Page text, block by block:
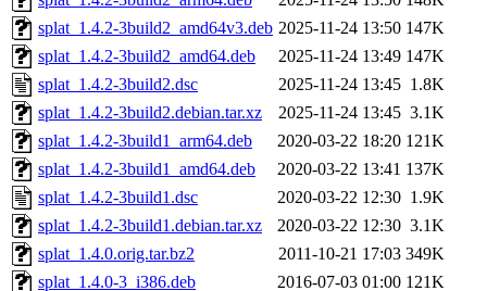
splat_1.4.2-3build2_amd64v3.deb 2025-11-24 13:50 147K
splat_1.4.2-3build2_amd64.deb
2025-11-24 13:49 147K
splat_1.4.2-3build2.dsc
2025-11-24 13:45 1.8K
splat_1.4.2-3build2.debian.tar.xz
2025-11-24 13:45 3.1K
splat_1.4.2-3build1_arm64.deb
2020-03-22 18:20 121K
splat_1.4.2-3build1_amd64.deb
2020-03-22 13:41 137K
splat_1.4.2-3build1.dsc
2020-03-22 12:30 1.9K
splat_1.4.2-3build1.debian.tar.xz
2020-03-22 12:30 3.1K
splat_1.4.0.orig.tar.bz2
2011-10-21 17:03 349K
splat_1.4.0-3_i386.deb
2016-07-03 01:00 121K